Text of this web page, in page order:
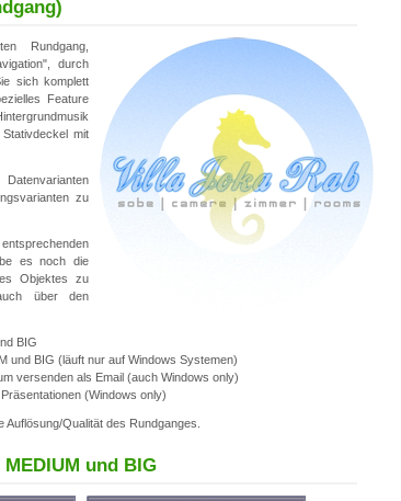
Rundgang,
durch
sich komplett
Feature
mit
zu
es noch die
Objektes zu
über den
BIG
und BIG (läuft nur auf Windows Systemen)
versenden als Email (auch Windows only)
(Windows only)
Qualität des Rundganges.
und BIG